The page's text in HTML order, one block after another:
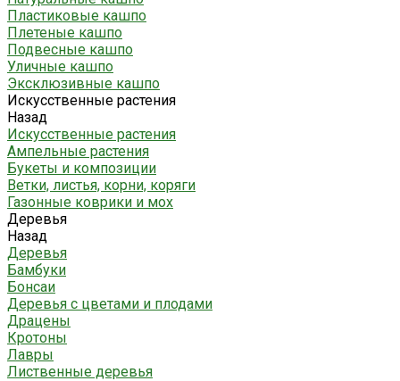
Пластиковые кашпо
Плетеные кашпо
Подвесные кашпо
Уличные кашпо
Эксклюзивные кашпо
Искусственные растения
Назад
Искусственные растения
Ампельные растения
Букеты и композиции
Ветки, листья, корни, коряги
Газонные коврики и мох
Деревья
Назад
Деревья
Бамбуки
Бонсаи
Деревья с цветами и плодами
Драцены
Кротоны
Лавры
Лиственные деревья